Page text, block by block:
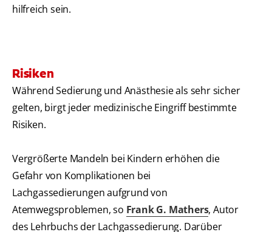
hilfreich sein.
Risiken
Während Sedierung und Anästhesie als sehr sicher
gelten, birgt jeder medizinische Eingriff bestimmte
Risiken.
Vergrößerte Mandeln bei Kindern erhöhen die
Gefahr von Komplikationen bei
Lachgassedierungen aufgrund von
Atemwegsproblemen, so Frank G. Mathers, Autor
des Lehrbuchs der Lachgassedierung. Darüber